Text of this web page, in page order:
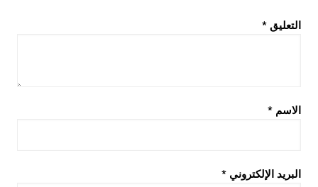
التعليق *
الاسم *
البريد الإلكتروني *